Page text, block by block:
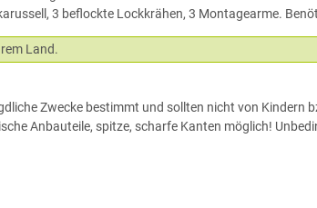
3 beflockte Lockkrähen, 3 Montagearme.
Land.
Zwecke bestimmt und sollten nicht von
Anbauteile, spitze, scharfe Kanten möglich!